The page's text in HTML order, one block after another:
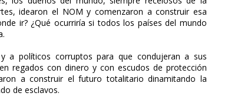
idearon el NOM y comenzaron a construir esa
ir? ¿Qué ocurriría si todos los países del mundo
a políticos corruptos para que condujeran a sus
regados con dinero y con escudos de protección
a construir el futuro totalitario dinamitando la
de esclavos.